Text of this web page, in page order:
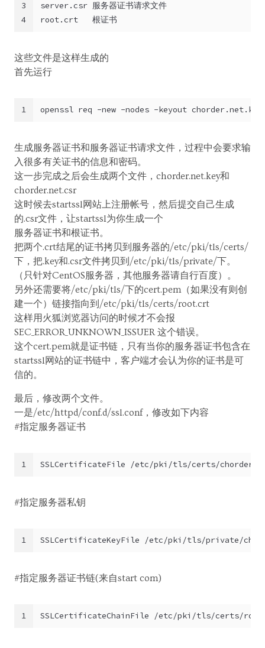
3
4
server.csr 服务器证书请求文件
root.crt   根证书
这些文件是这样生成的
首先运行
1 openssl req -new -nodes -keyout
生成服务器证书和服务器证书请求文件，过程中会要求输
入很多有关证书的信息和密码。
这一步完成之后会生成两个文件，chorder.net.key和
chorder.net.csr
这时候去startssl网站上注册帐号，然后提交自己生成
的.csr文件，让startssl为你生成一个
服务器证书和根证书。
把两个.crt结尾的证书拷贝到服务器的/etc/pki/tls/certs/
下，把.key和.csr文件拷贝到/etc/pki/tls/private/下。
（只针对CentOS服务器，其他服务器请自行百度）。
另外还需要将/etc/pki/tls/下的cert.pem（如果没有则创
建一个）链接指向到/etc/pki/tls/certs/root.crt
这样用火狐浏览器访问的时候才不会报
SEC_ERROR_UNKNOWN_ISSUER 这个错误。
这个cert.pem就是证书链，只有当你的服务器证书包含在
startssl网站的证书链中，客户端才会认为你的证书是可
信的。
最后，修改两个文件。
一是/etc/httpd/conf.d/ssl.conf，修改如下内容
#指定服务器证书
1 SSLCertificateFile /etc/pki/tls/certs/
#指定服务器私钥
1 SSLCertificateKeyFile /etc/pki/tls/private/
#指定服务器证书链(来自start com)
1 SSLCertificateChainFile /etc/pki/tls/certs/